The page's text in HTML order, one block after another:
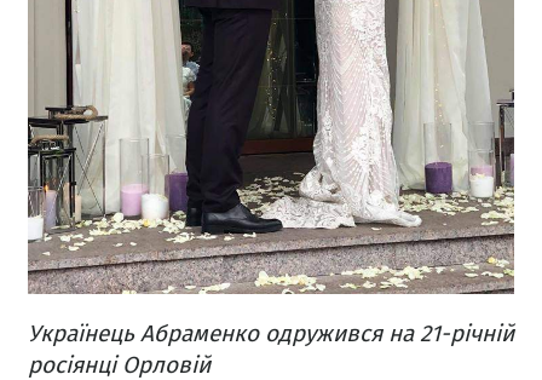
Українець Абраменко одружився на 21-річній
росіянці Орловій